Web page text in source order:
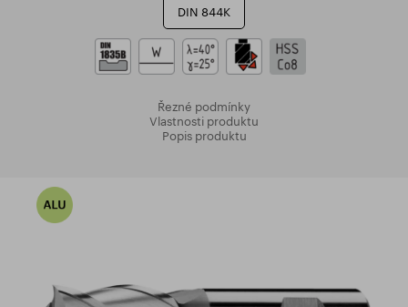
DIN 844K
Řezné podmínky
Vlastnosti produktu
Popis produktu